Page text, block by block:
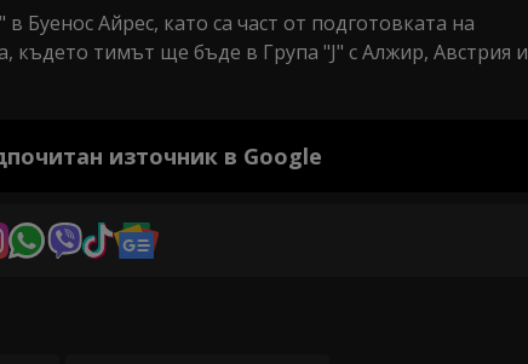
Айрес, като са част от подготовката на
тимът ще бъде в Група "J" с Алжир, Австрия и
източник в Google